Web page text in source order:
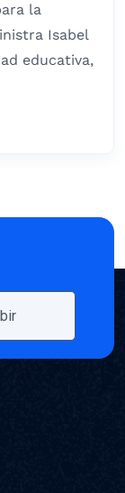
la
Isabel
educativa,